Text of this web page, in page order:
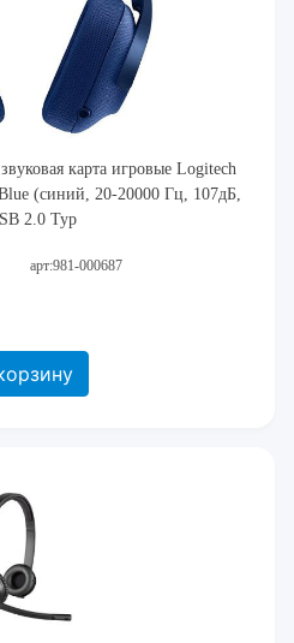
карта игровые Logitech
(синий, 20-20000 Гц, 107дБ,
2.0 Typ
арт:981-000687